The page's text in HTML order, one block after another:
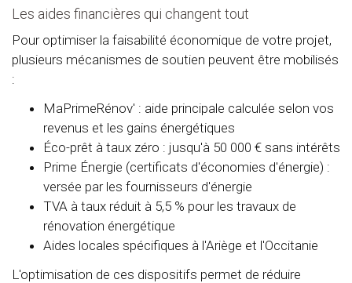
Les aides financières qui changent tout
Pour optimiser la faisabilité économique de votre projet,
plusieurs mécanismes de soutien peuvent être mobilisés
:
MaPrimeRénov' : aide principale calculée selon vos
revenus et les gains énergétiques
Éco-prêt à taux zéro : jusqu'à 50 000 € sans intérêts
Prime Énergie (certificats d'économies d'énergie) :
versée par les fournisseurs d'énergie
TVA à taux réduit à 5,5 % pour les travaux de
rénovation énergétique
Aides locales spécifiques à l'Ariège et l'Occitanie
L'optimisation de ces dispositifs permet de réduire